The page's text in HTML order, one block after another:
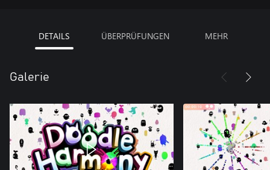
DETAILS ÜBERPRÜFUNGEN MEHR
Galerie